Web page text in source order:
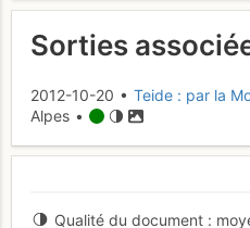
Sorties
2012-10-20 • Teide : par la
Alpes •
Qualité du document